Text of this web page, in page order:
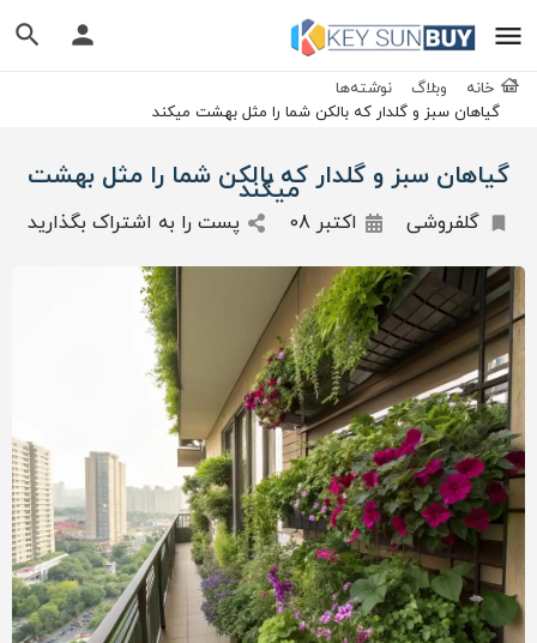
خانه وبلاگ
نوشته‌ها
گیاهان سبز و گلدار که بالکن شما را مثل بهشت میکند
گیاهان سبز و گلدار که بالکن شما را مثل بهشت
میکند
گلفروشی اکتبر 08 پست را به اشتراک بگذارید